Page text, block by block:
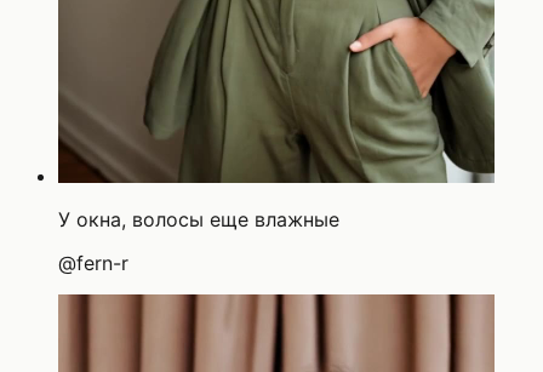
У окна, волосы еще влажные
@fern-r